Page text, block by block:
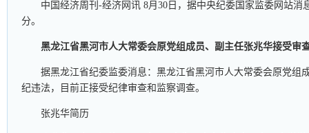
中国经济周刊-经济网讯 8月30日，据中央纪委国家监委网站消
分。
黑龙江省黑河市人大常委会原党组成员、副主任张兆华接受审
据黑龙江省纪委监委消息：黑龙江省黑河市人大常委会原党组
纪违法，目前正接受纪律审查和监察调查。
张兆华简历